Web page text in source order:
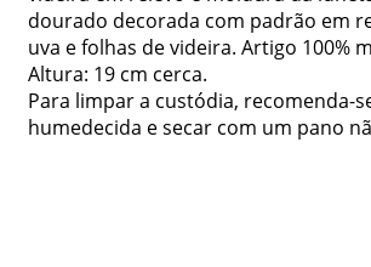
dourado decorada com padrão em
uva e folhas de videira. Artigo 100%
Altura: 19 cm cerca.
Para limpar a custódia, recomenda-
humedecida e secar com um pano